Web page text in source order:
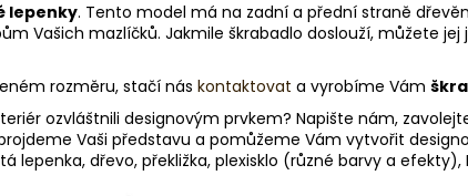
lepenky. Tento model má na zadní a přední straně
Vašich mazlíčků. Jakmile škrabadlo doslouží, můžete jej
rozměru, stačí nás kontaktovat a vyrobíme Vám
ozvláštnili designovým prvkem? Napište nám,
Vaši představu a pomůžeme Vám vytvořit
dřevo, překližka, plexisklo (různé barvy a efekty),